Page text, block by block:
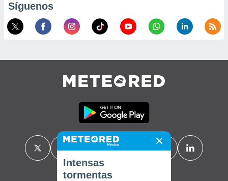
Síguenos
Intensas
tormentas